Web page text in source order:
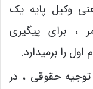
وکیل پایه یک
، برای پیگیری
را برمیدارد.
حقوقی ، در